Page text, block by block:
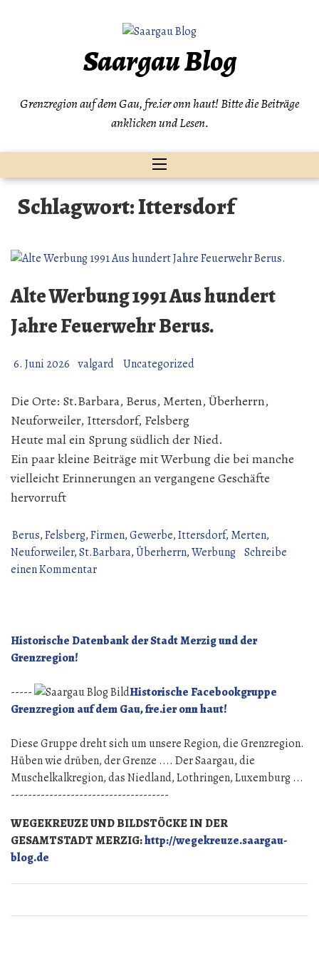
Saargau Blog
Grenzregion auf dem Gau, fre.ier onn haut! Bitte die Beiträge
anklicken und Lesen.
Schlagwort:Ittersdorf
Alte Werbung 1991 Aus hundert
Jahre Feuerwehr Berus.
6. Juni 2026 valgard Uncategorized
Die Orte: St.Barbara, Berus, Merten, Überherrn,
Neuforweiler, Ittersdorf, Felsberg
Heute mal ein Sprung südlich der Nied.
Ein paar kleine Beiträge mit Werbung die bei manche
vielleicht Erinnerungen an vergangene Geschäfte
hervorruft
Berus,Felsberg,Firmen,Gewerbe,Ittersdorf, Merten,
Neuforweiler,St.Barbara,Überherrn,Werbung Schreibe
einen Kommentarzu
Aus
Feuerwehr
Berus.
Historische Datenbank der Stadt Merzig und der
Grenzregion!
-----
Historische Facebookgruppe
Grenzregion auf dem Gau, fre.ier onn haut!
Diese Gruppe dreht sich um unsere Region, die Grenzregion.
Hüben wie drüben, der Grenze .... Der Saargau, die
Muschelkalkregion, das Niedland, Lothringen, Luxemburg ...
-------------------------------------
WEGEKREUZE UND BILDSTÖCKE IN DER
GESAMTSTADT MERZIG:http://wegekreuze.saargau-
blog.de